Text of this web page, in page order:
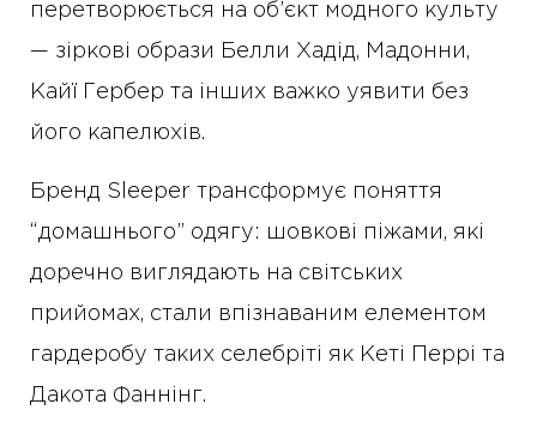
перетворюється на об’єкт модного культу
— зіркові образи Белли Хадід, Мадонни,
Кайї Гербер та інших важко уявити без
його капелюхів.
Бренд Sleeper трансформує поняття
“домашнього” одягу: шовкові піжами, які
доречно виглядають на світських
прийомах, стали впізнаваним елементом
гардеробу таких селебріті як Кеті Перрі та
Дакота Фаннінг.